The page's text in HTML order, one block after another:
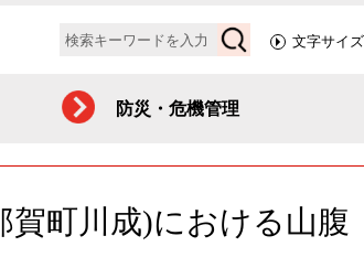
検
索
文字サイズ
防災・危機管理
賀町川成)における山腹